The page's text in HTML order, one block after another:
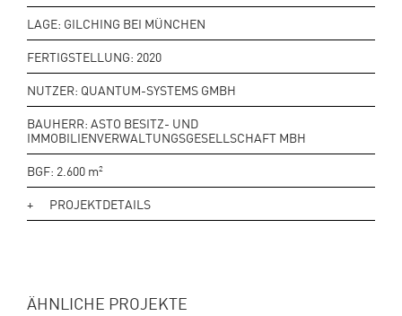
LAGE: GILCHING BEI MÜNCHEN
FERTIGSTELLUNG: 2020
NUTZER: QUANTUM-SYSTEMS GMBH
BAUHERR: ASTO BESITZ- UND
IMMOBILIENVERWALTUNGSGESELLSCHAFT MBH
BGF: 2.600 m2
PROJEKTDETAILS
ÄHNLICHE PROJEKTE